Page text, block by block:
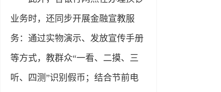
业务时，还同步开展金融宣教服
务：通过实物演示、发放宣传手册
等方式，教群众“一看、二摸、三
听、四测”识别假币；结合节前电